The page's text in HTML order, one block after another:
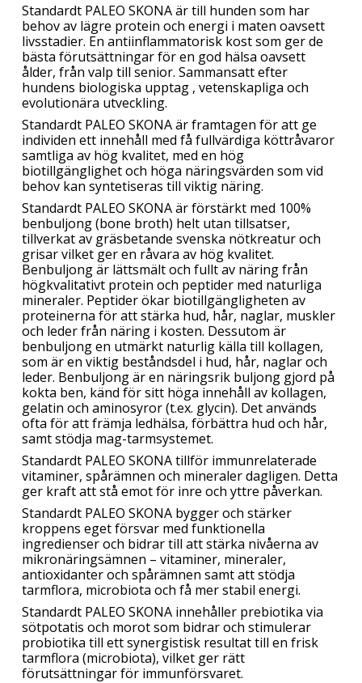
Standardt PALEO SKONA är till hunden som har
behov av lägre protein och energi i maten oavsett
livsstadier. En antiinflammatorisk kost som ger de
bästa förutsättningar för en god hälsa oavsett
ålder, från valp till senior. Sammansatt efter
hundens biologiska upptag , vetenskapliga och
evolutionära utveckling.
Standardt PALEO SKONA är framtagen för att ge
individen ett innehåll med få fullvärdiga köttråvaror
samtliga av hög kvalitet, med en hög
biotillgänglighet och höga näringsvärden som vid
behov kan syntetiseras till viktig näring.
Standardt PALEO SKONA är förstärkt med 100%
benbuljong (bone broth) helt utan tillsatser,
tillverkat av gräsbetande svenska nötkreatur och
grisar vilket ger en råvara av hög kvalitet.
Benbuljong är lättsmält och fullt av näring från
högkvalitativt protein och peptider med naturliga
mineraler. Peptider ökar biotillgängligheten av
proteinerna för att stärka hud, hår, naglar, muskler
och leder från näring i kosten. Dessutom är
benbuljong en utmärkt naturlig källa till kollagen,
som är en viktig beståndsdel i hud, hår, naglar och
leder. Benbuljong är en näringsrik buljong gjord på
kokta ben, känd för sitt höga innehåll av kollagen,
gelatin och aminosyror (t.ex. glycin). Det används
ofta för att främja ledhälsa, förbättra hud och hår,
samt stödja mag-tarmsystemet.
Standardt PALEO SKONA tillför immunrelaterade
vitaminer, spårämnen och mineraler dagligen. Detta
ger kraft att stå emot för inre och yttre påverkan.
Standardt PALEO SKONA bygger och stärker
kroppens eget försvar med funktionella
ingredienser och bidrar till att stärka nivåerna av
mikronäringsämnen – vitaminer, mineraler,
antioxidanter och spårämnen samt att stödja
tarmflora, microbiota och få mer stabil energi.
Standardt PALEO SKONA innehåller prebiotika via
sötpotatis och morot som bidrar och stimulerar
probiotika till ett synergistisk resultat till en frisk
tarmflora (microbiota), vilket ger rätt
förutsättningar för immunförsvaret.